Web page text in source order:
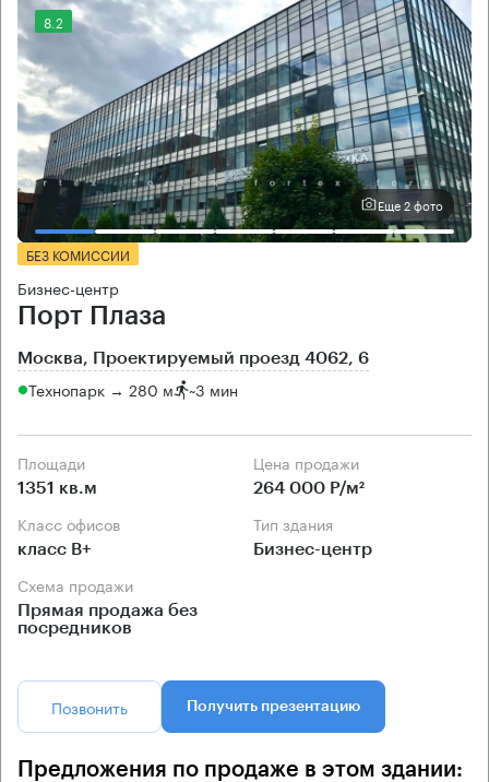
8.2
Еще 2 фото
БЕЗ КОМИССИИ
Бизнес-центр
Порт Плаза
Москва, Проектируемый проезд 4062, 6
Технопарк → 280 м ~3 мин
Площади
1351 кв.м
Цена продажи
264 000 Р/м²
Класс офисов
класс B+
Тип здания
Бизнес-центр
Схема продажи
Прямая продажа без
посредников
Позвонить Получить презентацию
Предложения по продаже в этом здании: